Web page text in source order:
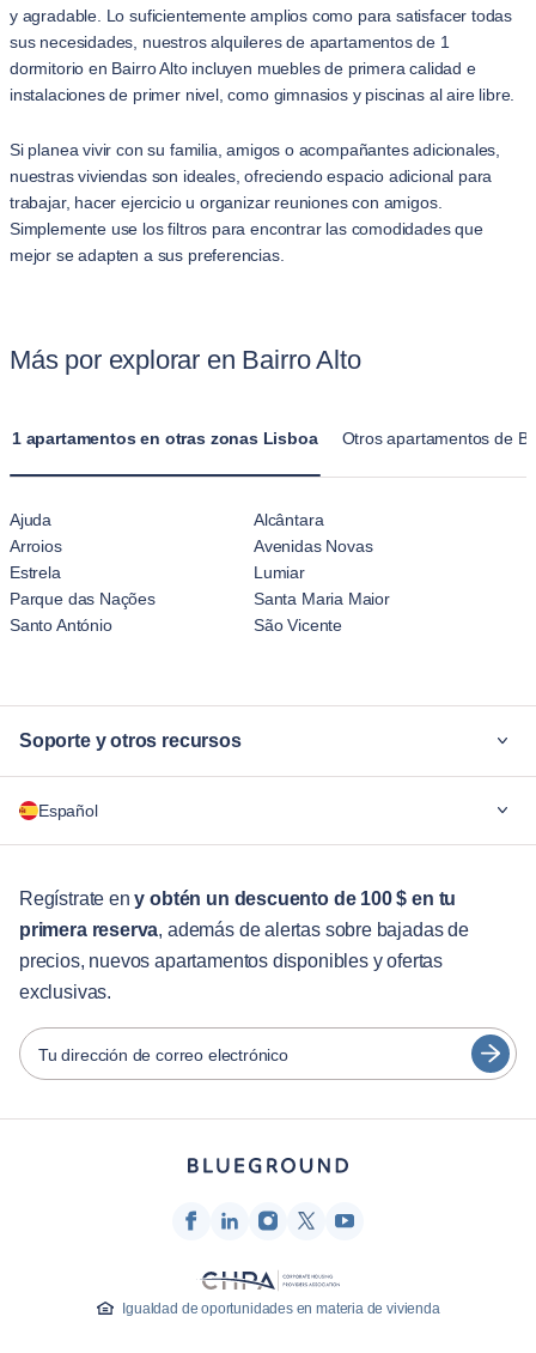
y agradable. Lo suficientemente amplios como para satisfacer todas
sus necesidades, nuestros alquileres de apartamentos de 1
dormitorio en Bairro Alto incluyen muebles de primera calidad e
instalaciones de primer nivel, como gimnasios y piscinas al aire libre.
Si planea vivir con su familia, amigos o acompañantes adicionales,
nuestras viviendas son ideales, ofreciendo espacio adicional para
trabajar, hacer ejercicio u organizar reuniones con amigos.
Simplemente use los filtros para encontrar las comodidades que
mejor se adapten a sus preferencias.
Más por explorar en Bairro Alto
1 apartamentos en otras zonas Lisboa Otros apartamentos de
Ajuda
Alcântara
Arroios
Avenidas Novas
Estrela
Lumiar
Parque das Nações
Santa Maria Maior
Santo António
São Vicente
Soporte y otros recursos
Para las empresas
Servicios para huéspedes
Guías de ciudades
Socios
Operadores de alquiler amueblado
Propietarios
Socios de franquicia
Quiénes somos
Español
English
Português
Español
Français
Türkçe
Regístrate eny obtén un descuento de 100 $ en tu
primera reserva, además de alertas sobre bajadas de
precios, nuevos apartamentos disponibles y ofertas
exclusivas.
Tu dirección de correo electrónico
Igualdad de oportunidades en materia de vivienda